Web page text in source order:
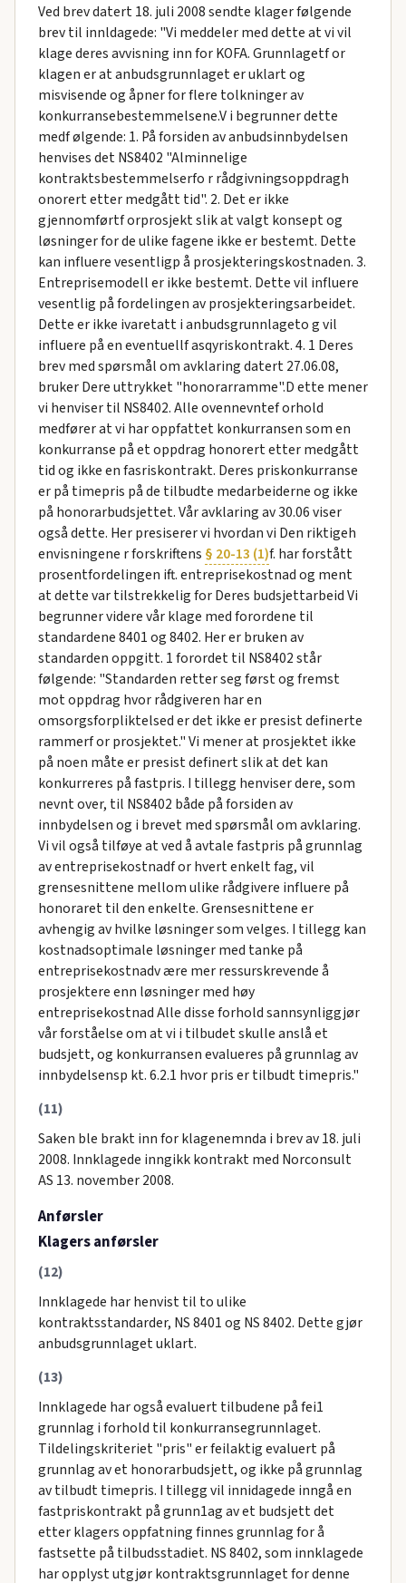
Ved brev datert 18. juli 2008 sendte klager følgende
brev til innldagede: "Vi meddeler med dette at vi vil
klage deres avvisning inn for KOFA. Grunnlagetf or
klagen er at anbudsgrunnlaget er uklart og
misvisende og åpner for flere tolkninger av
konkurransebestemmelsene.V i begrunner dette
medf ølgende: 1. På forsiden av anbudsinnbydelsen
henvises det NS8402 "Alminnelige
kontraktsbestemmelserfo r rådgivningsoppdragh
onorert etter medgått tid". 2. Det er ikke
gjennomførtf orprosjekt slik at valgt konsept og
løsninger for de ulike fagene ikke er bestemt. Dette
kan influere vesentligp å prosjekteringskostnaden. 3.
Entreprisemodell er ikke bestemt. Dette vil influere
vesentlig på fordelingen av prosjekteringsarbeidet.
Dette er ikke ivaretatt i anbudsgrunnlageto g vil
influere på en eventuellf asqyriskontrakt. 4. 1 Deres
brev med spørsmål om avklaring datert 27.06.08,
bruker Dere uttrykket "honorarramme".D ette mener
vi henviser til NS8402. Alle ovennevntef orhold
medfører at vi har oppfattet konkurransen som en
konkurranse på et oppdrag honorert etter medgått
tid og ikke en fasriskontrakt. Deres priskonkurranse
er på timepris på de tilbudte medarbeiderne og ikke
på honorarbudsjettet. Vår avklaring av 30.06 viser
også dette. Her presiserer vi hvordan vi Den riktigeh
envisningene r forskriftens § 20-13 (1)f. har forstått
prosentfordelingen ift. entreprisekostnad og ment
at dette var tilstrekkelig for Deres budsjettarbeid Vi
begrunner videre vår klage med forordene til
standardene 8401 og 8402. Her er bruken av
standarden oppgitt. 1 forordet til NS8402 står
følgende: "Standarden retter seg først og fremst
mot oppdrag hvor rådgiveren har en
omsorgsforpliktelsed er det ikke er presist definerte
rammerf or prosjektet." Vi mener at prosjektet ikke
på noen måte er presist definert slik at det kan
konkurreres på fastpris. I tillegg henviser dere, som
nevnt over, til NS8402 både på forsiden av
innbydelsen og i brevet med spørsmål om avklaring.
Vi vil også tilføye at ved å avtale fastpris på grunnlag
av entreprisekostnadf or hvert enkelt fag, vil
grensesnittene mellom ulike rådgivere influere på
honoraret til den enkelte. Grensesnittene er
avhengig av hvilke løsninger som velges. I tillegg kan
kostnadsoptimale løsninger med tanke på
entreprisekostnadv ære mer ressurskrevende å
prosjektere enn løsninger med høy
entreprisekostnad Alle disse forhold sannsynliggjør
vår forståelse om at vi i tilbudet skulle anslå et
budsjett, og konkurransen evalueres på grunnlag av
innbydelsensp kt. 6.2.1 hvor pris er tilbudt timepris."
(11)
Saken ble brakt inn for klagenemnda i brev av 18. juli
2008. Innklagede inngikk kontrakt med Norconsult
AS 13. november 2008.
Anførsler
Klagers anførsler
(12)
Innklagede har henvist til to ulike
kontraktsstandarder, NS 8401 og NS 8402. Dette gjør
anbudsgrunnlaget uklart.
(13)
Innklagede har også evaluert tilbudene på fei1
grunnIag i forhold til konkurransegrunnlaget.
Tildelingskriteriet "pris" er feilaktig evaluert på
grunnlag av et honorarbudsjett, og ikke på grunnlag
av tilbudt timepris. I tiIlegg vil innidagede inngå en
fastpriskontrakt på grunn1ag av et budsjett det
etter klagers oppfatning finnes grunnlag for å
fastsette på tilbudsstadiet. NS 8402, som innklagede
har opplyst utgjør kontraktsgrunnlaget for denne